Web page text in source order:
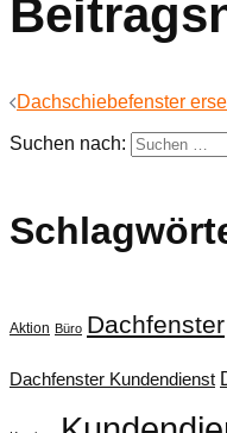
Dachschiebefenster
Suchen nach:
Aktion Büro Dachfenster
Dachfenster Kundendienst